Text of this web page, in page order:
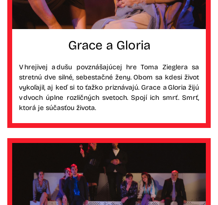
Grace a Gloria
V hrejivej a dušu povznášajúcej hre Toma Zieglera sa
stretnú dve silné, sebestačné ženy. Obom sa kdesi život
vykoľajil, aj keď si to ťažko priznávajú. Grace a Gloria žijú
v dvoch úplne rozličných svetoch. Spojí ich smrť. Smrť,
ktorá je súčasťou života.